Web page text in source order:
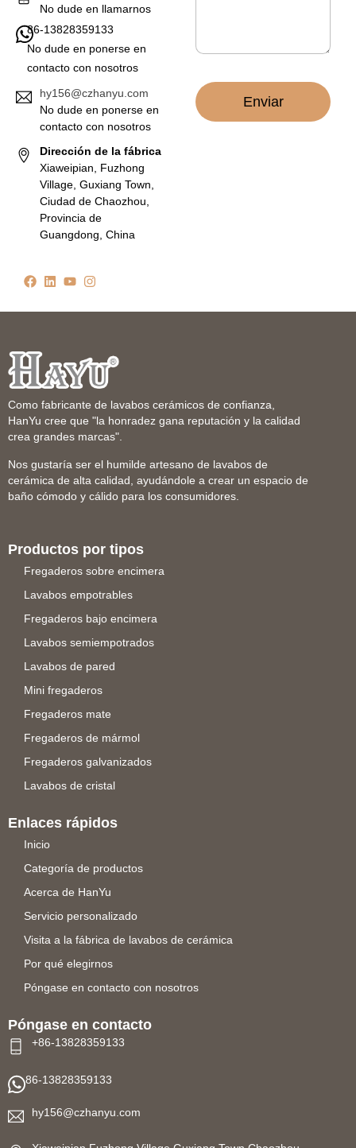
No dude en llamarnos
86-13828359133
No dude en ponerse en
contacto con nosotros
hy156@czhanyu.com
No dude en ponerse en
contacto con nosotros
Dirección de la fábrica
Xiaweipian, Fuzhong
Village, Guxiang Town,
Ciudad de Chaozhou,
Provincia de
Guangdong, China
c
Enviar
Como fabricante de lavabos cerámicos de confianza,
HanYu cree que "la honradez gana reputación y la calidad
crea grandes marcas".
Nos gustaría ser el humilde artesano de lavabos de
cerámica de alta calidad, ayudándole a crear un espacio de
baño cómodo y cálido para los consumidores.
Productos por tipos
Fregaderos sobre encimera
Lavabos empotrables
Fregaderos bajo encimera
Lavabos semiempotrados
Lavabos de pared
Mini fregaderos
Fregaderos mate
Fregaderos de mármol
Fregaderos galvanizados
Lavabos de cristal
Enlaces rápidos
Inicio
Categoría de productos
Acerca de HanYu
Servicio personalizado
Visita a la fábrica de lavabos de cerámica
Por qué elegirnos
Póngase en contacto con nosotros
Póngase en contacto
+86-13828359133
86-13828359133
hy156@czhanyu.com